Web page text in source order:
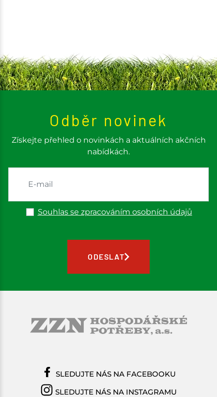
Odběr novinek
Získejte přehled o novinkách a aktuálních akčních
nabídkách.
Souhlas se zpracováním osobních údajů
ODESLAT
SLEDUJTE NÁS NA FACEBOOKU
SLEDUJTE NÁS NA INSTAGRAMU